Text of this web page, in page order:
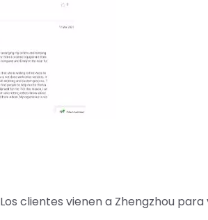
clientes vienen a Zhengzhou para